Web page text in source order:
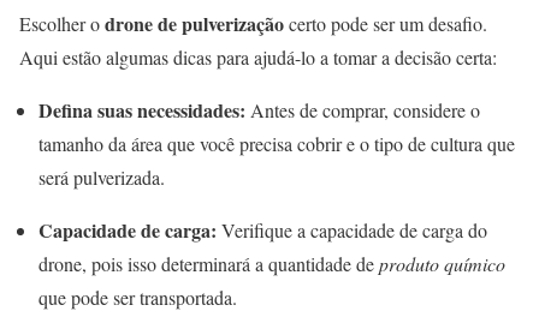
Escolher odrone de pulverizaçãocerto pode ser um desafio.
Aqui estão algumas dicas para ajudá-lo a tomar a decisão certa:
Defina suas necessidades: Antes de comprar, considere o
tamanho da área que você precisa cobrir e o tipo de cultura que
será pulverizada.
Capacidade de carga: Verifique a capacidade de carga do
drone, pois isso determinará a quantidade deproduto químico
que pode ser transportada.